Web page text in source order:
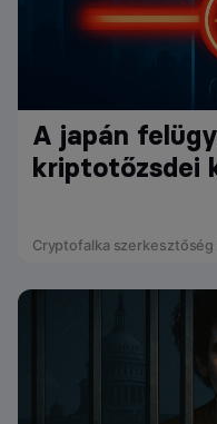
A japán
kriptotőzsdei
Cryptofalka szerkesztőség